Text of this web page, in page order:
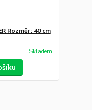
Rozměr: 40 cm
Skladem